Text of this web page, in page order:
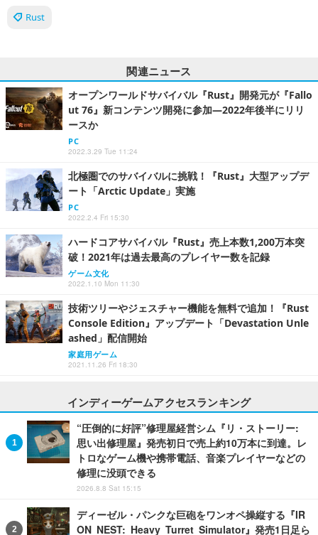
Rust
関連ニュース
オープンワールドサバイバル『Rust』開発元が『Fallo
ut 76』新コンテンツ開発に参加―2022年後半にリリ
ースか
PC
2022.3.29 Tue 11:24
北極圏でのサバイバルに挑戦！『Rust』大型アップデ
ート「Arctic Update」実施
PC
2022.2.4 Fri 15:30
ハードコアサバイバル『Rust』売上本数1,200万本突
破！2021年は過去最高のプレイヤー数を記録
ゲーム文化
2022.1.10 Mon 11:30
技術ツリーやジェスチャー機能を無料で追加！『Rust
Console Edition』アップデート「Devastation Unle
ashed」配信開始
家庭用ゲーム
2021.11.26 Fri 18:30
インディーゲームアクセスランキング
“圧倒的に好評”修理屋経営シム『リ・ストーリー:
思い出修理屋』発売初日で売上約10万本に到達。レ
トロなゲーム機や携帯電話、音楽プレイヤーなどの
修理に没頭できる
2026.8.8 Sat 15:15
ディーゼル・パンクな巨砲をワンオペ操縦する『IR
ON NEST: Heavy Turret Simulator』発売1日足ら